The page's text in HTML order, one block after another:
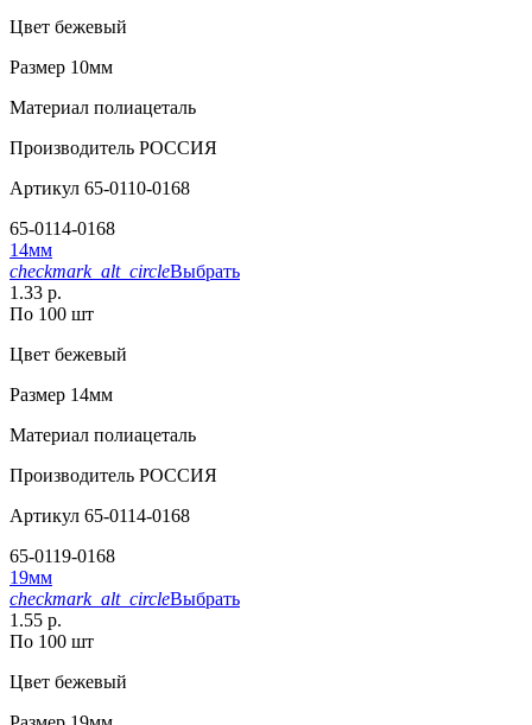
Цвет бежевый
Размер 10мм
Материал полиацеталь
Производитель РОССИЯ
Артикул 65-0110-0168
65-0114-0168
14мм
checkmark_alt_circleВыбрать
1.33 р.
По 100 шт
Цвет бежевый
Размер 14мм
Материал полиацеталь
Производитель РОССИЯ
Артикул 65-0114-0168
65-0119-0168
19мм
checkmark_alt_circleВыбрать
1.55 р.
По 100 шт
Цвет бежевый